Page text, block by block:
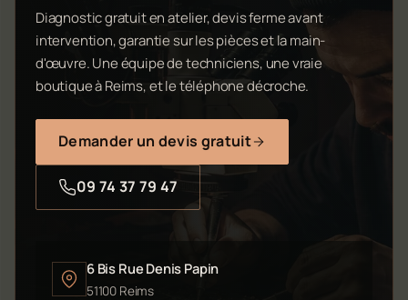
Diagnostic gratuit en atelier, devis ferme avant
intervention, garantie sur les pièces et la main-
d'œuvre. Une équipe de techniciens, une vraie
boutique à Reims, et le téléphone décroche.
Demander un devis gratuit
09 74 37 79 47
6 Bis Rue Denis Papin
51100 Reims